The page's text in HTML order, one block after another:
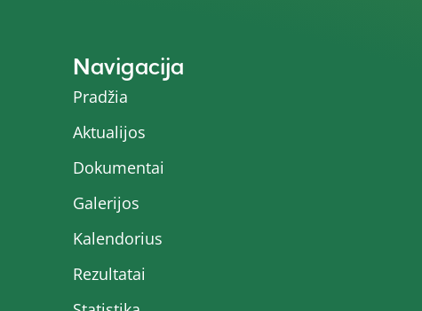
Navigacija
Pradžia
Aktualijos
Dokumentai
Galerijos
Kalendorius
Rezultatai